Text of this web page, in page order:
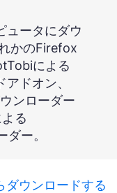
ュータにダウ
かのFirefox
による
ドオン、
ンローダー
る
ー。
ウンロードする